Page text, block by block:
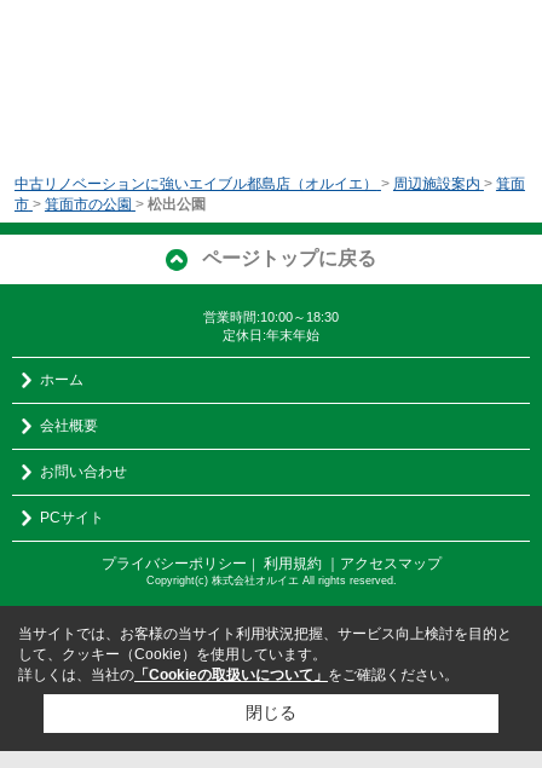
中古リノベーションに強いエイブル都島店（オルイエ） > 周辺施設案内 > 箕面
市 > 箕面市の公園 > 松出公園
ページトップに戻る
営業時間:10:00～18:30
定休日:年末年始
ホーム
会社概要
お問い合わせ
PCサイト
プライバシーポリシー ｜ 利用規約 ｜アクセスマップ
Copyright(c) 株式会社オルイエ All rights reserved.
当サイトでは、お客様の当サイト利用状況把握、サービス向上検討を目的と
して、クッキー（Cookie）を使用しています。
詳しくは、当社の 「Cookieの取扱いについて」 をご確認ください。
閉じる